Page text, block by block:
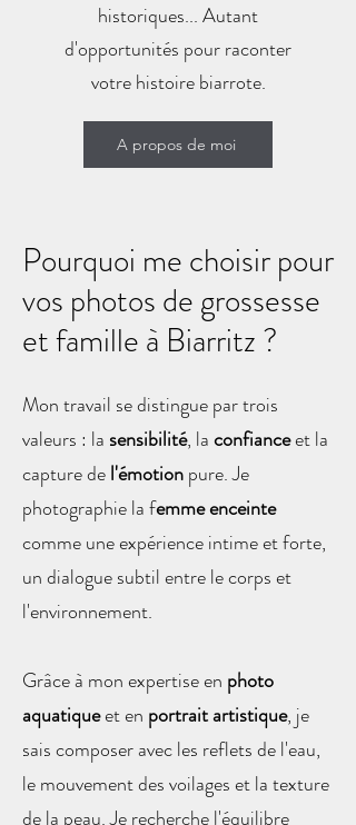
historiques... Autant
d'opportunités pour raconter
votre histoire biarrote.
A propos de moi
Pourquoi me choisir pour
vos photos de grossesse
et famille à Biarritz ?
Mon travail se distingue par trois
valeurs : la sensibilité, laconfianceet la
capture del'émotionpure. Je
photographie la femme enceinte
comme une expérience intime et forte,
un dialogue subtil entre le corps et
l'environnement.
Grâce à mon expertise en photo
aquatiqueet en portrait artistique, je
sais composer avec les reflets de l'eau,
le mouvement des voilages et la texture
de la peau. Je recherche l'équilibre